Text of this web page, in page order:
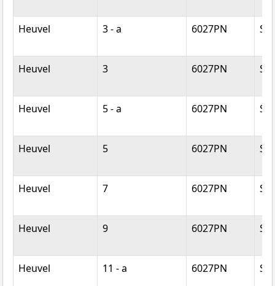
Heuvel 3 - a 6027PN
Heuvel 3 6027PN
Heuvel 5 - a 6027PN
Heuvel 5 6027PN
Heuvel 7 6027PN
Heuvel 9 6027PN
Heuvel 11 - a 6027PN